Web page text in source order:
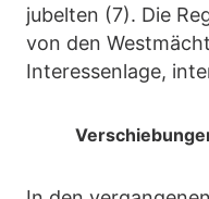
jubelten (7). Die
von den
Interessenlage,